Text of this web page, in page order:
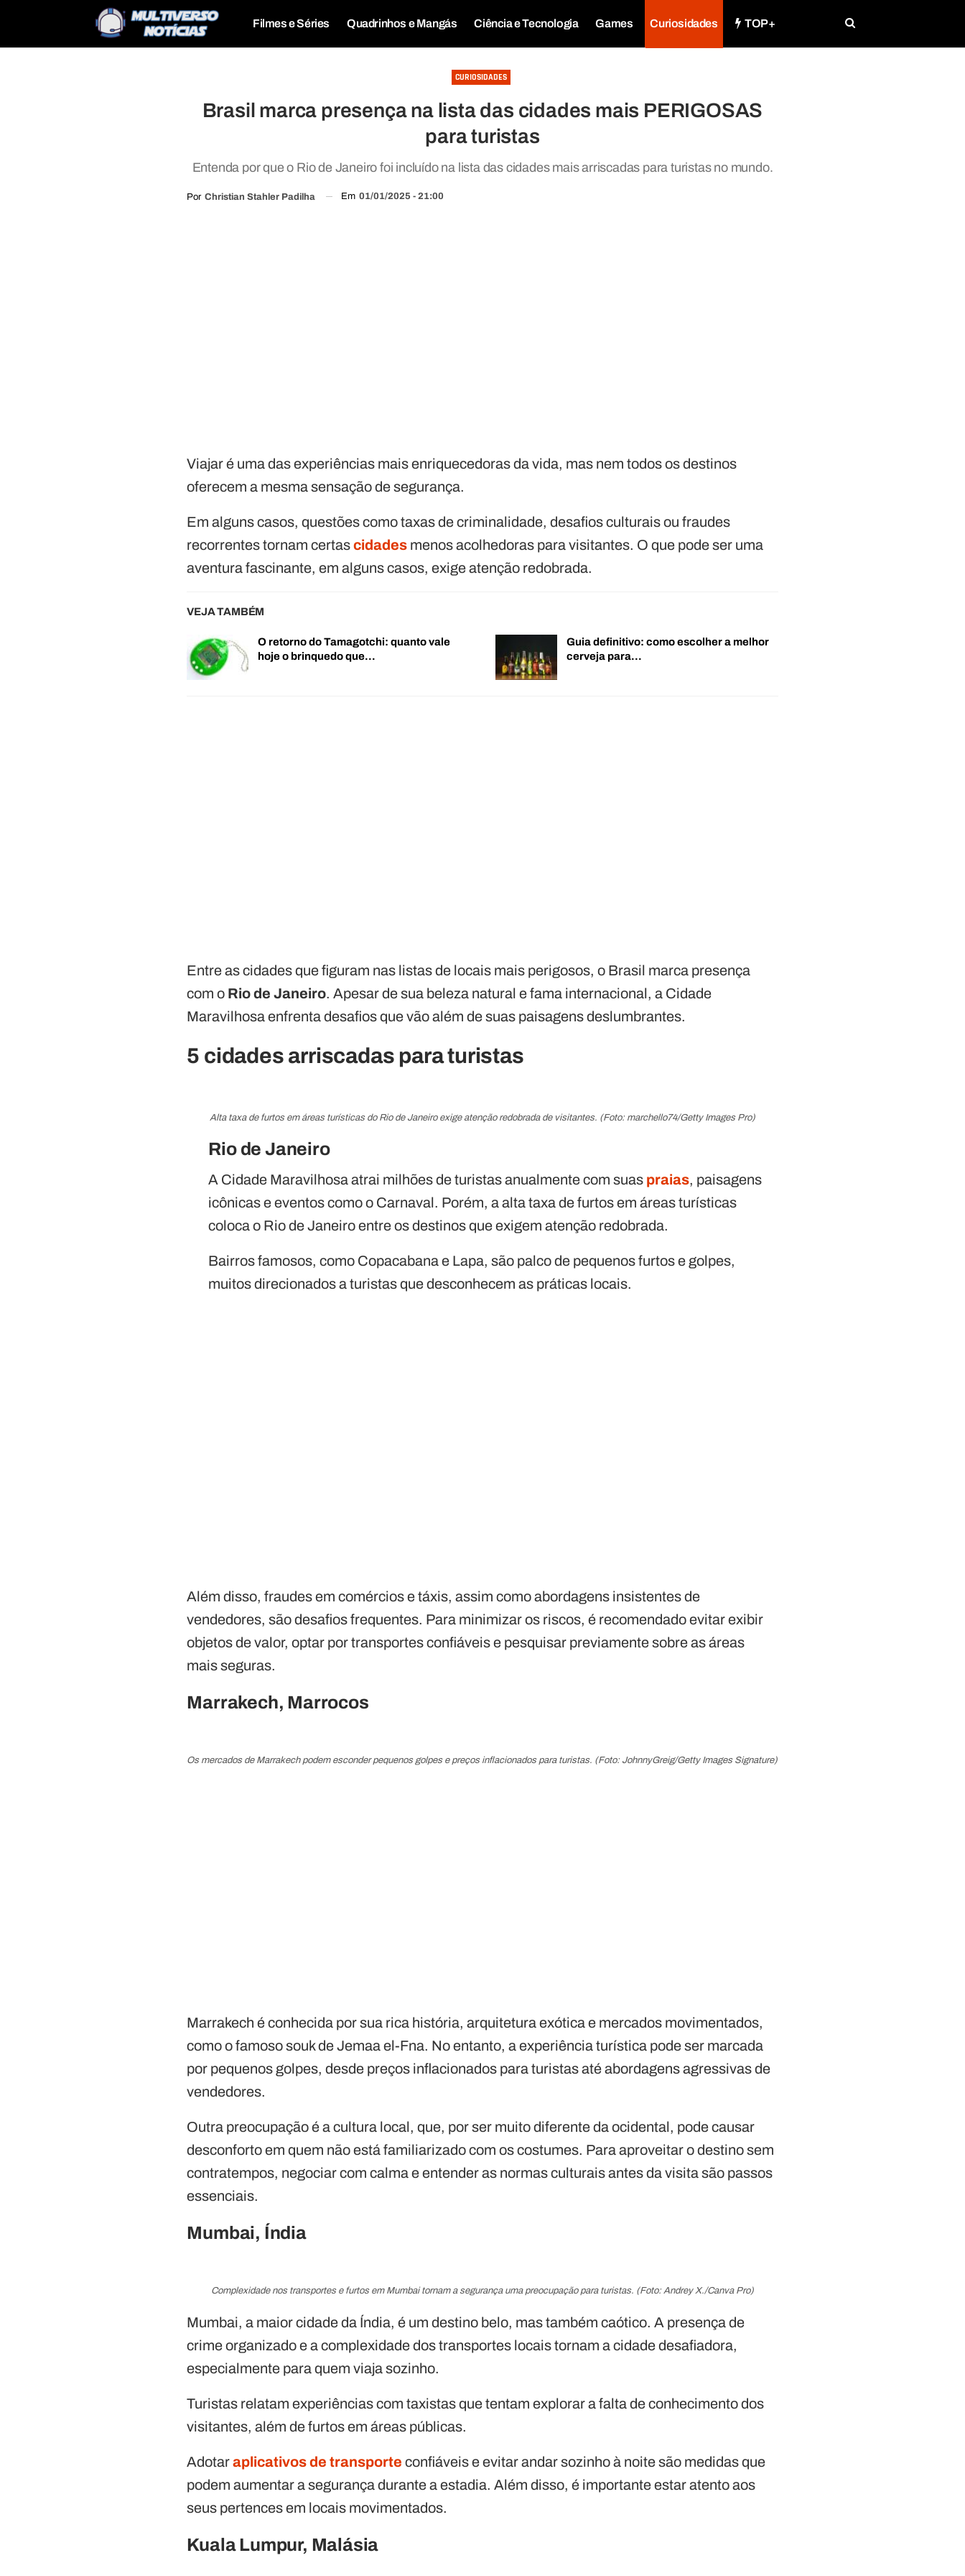
Filmes e Séries Quadrinhos e Mangás Ciência e Tecnologia Games Curiosidades TOP+
CURIOSIDADES
Brasil marca presença na lista das cidades mais PERIGOSAS
para turistas
Entenda por que o Rio de Janeiro foi incluído na lista das cidades mais arriscadas para turistas no mundo.
Por Christian Stahler Padilha Em 01/01/2025 - 21:00
Viajar é uma das experiências mais enriquecedoras da vida, mas nem todos os destinos
oferecem a mesma sensação de segurança.
Em alguns casos, questões como taxas de criminalidade, desafios culturais ou fraudes
recorrentes tornam certascidades menos acolhedoras para visitantes. O que pode ser uma
aventura fascinante, em alguns casos, exige atenção redobrada.
VEJA TAMBÉM
O retorno do Tamagotchi: quanto vale
hoje o brinquedo que…
Guia definitivo: como escolher a melhor
cerveja para…
Entre as cidades que figuram nas listas de locais mais perigosos, o Brasil marca presença
com o Rio de Janeiro. Apesar de sua beleza natural e fama internacional, a Cidade
Maravilhosa enfrenta desafios que vão além de suas paisagens deslumbrantes.
5 cidades arriscadas para turistas
Alta taxa de furtos em áreas turísticas do Rio de Janeiro exige atenção redobrada de visitantes. (Foto: marchello74/Getty Images Pro)
Rio de Janeiro
A Cidade Maravilhosa atrai milhões de turistas anualmente com suas praias, paisagens
icônicas e eventos como o Carnaval. Porém, a alta taxa de furtos em áreas turísticas
coloca o Rio de Janeiro entre os destinos que exigem atenção redobrada.
Bairros famosos, como Copacabana e Lapa, são palco de pequenos furtos e golpes,
muitos direcionados a turistas que desconhecem as práticas locais.
Além disso, fraudes em comércios e táxis, assim como abordagens insistentes de
vendedores, são desafios frequentes. Para minimizar os riscos, é recomendado evitar exibir
objetos de valor, optar por transportes confiáveis e pesquisar previamente sobre as áreas
mais seguras.
Marrakech, Marrocos
Os mercados de Marrakech podem esconder pequenos golpes e preços inflacionados para turistas. (Foto: JohnnyGreig/Getty Images Signature)
Marrakech é conhecida por sua rica história, arquitetura exótica e mercados movimentados,
como o famoso souk de Jemaa el-Fna. No entanto, a experiência turística pode ser marcada
por pequenos golpes, desde preços inflacionados para turistas até abordagens agressivas de
vendedores.
Outra preocupação é a cultura local, que, por ser muito diferente da ocidental, pode causar
desconforto em quem não está familiarizado com os costumes. Para aproveitar o destino sem
contratempos, negociar com calma e entender as normas culturais antes da visita são passos
essenciais.
Mumbai, Índia
Complexidade nos transportes e furtos em Mumbai tornam a segurança uma preocupação para turistas. (Foto: Andrey X./Canva Pro)
Mumbai, a maior cidade da Índia, é um destino belo, mas também caótico. A presença de
crime organizado e a complexidade dos transportes locais tornam a cidade desafiadora,
especialmente para quem viaja sozinho.
Turistas relatam experiências com taxistas que tentam explorar a falta de conhecimento dos
visitantes, além de furtos em áreas públicas.
Adotaraplicativos de transporte confiáveis e evitar andar sozinho à noite são medidas que
podem aumentar a segurança durante a estadia. Além disso, é importante estar atento aos
seus pertences em locais movimentados.
Kuala Lumpur, Malásia